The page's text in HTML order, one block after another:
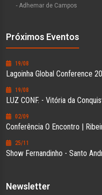
- Adhemar de Campos
Próximos Eventos
19/08
Lagoinha Global Conference
19/08
LUZ CONF. - Vitória da
02/09
Conferência O Encontro |
25/11
Show Fernandinho - Santo
Newsletter